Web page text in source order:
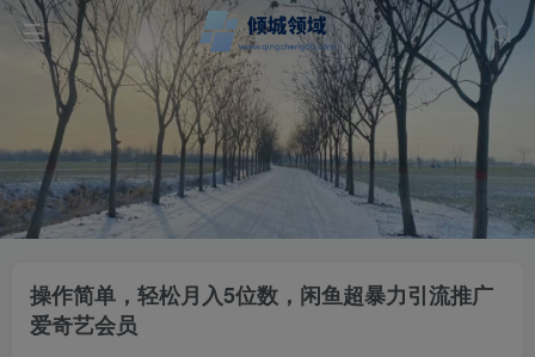
操作简单，轻松月入5位数，闲鱼超暴力引流推广
爱奇艺会员